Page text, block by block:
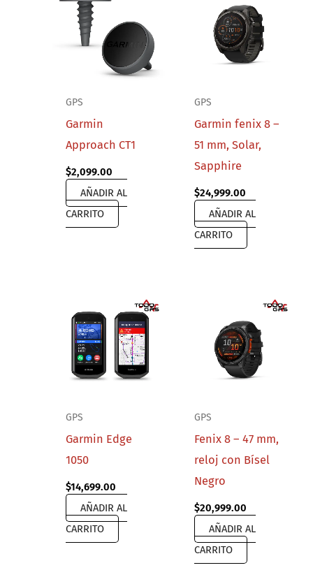
GPS
Garmin
Approach CT1
$2,099.00
AÑADIR AL
CARRITO
GPS
Garmin fenix 8 –
51 mm, Solar,
Sapphire
$24,999.00
AÑADIR AL
CARRITO
GPS
Garmin Edge
1050
$14,699.00
AÑADIR AL
CARRITO
GPS
Fenix 8 – 47 mm,
reloj con Bísel
Negro
$20,999.00
AÑADIR AL
CARRITO